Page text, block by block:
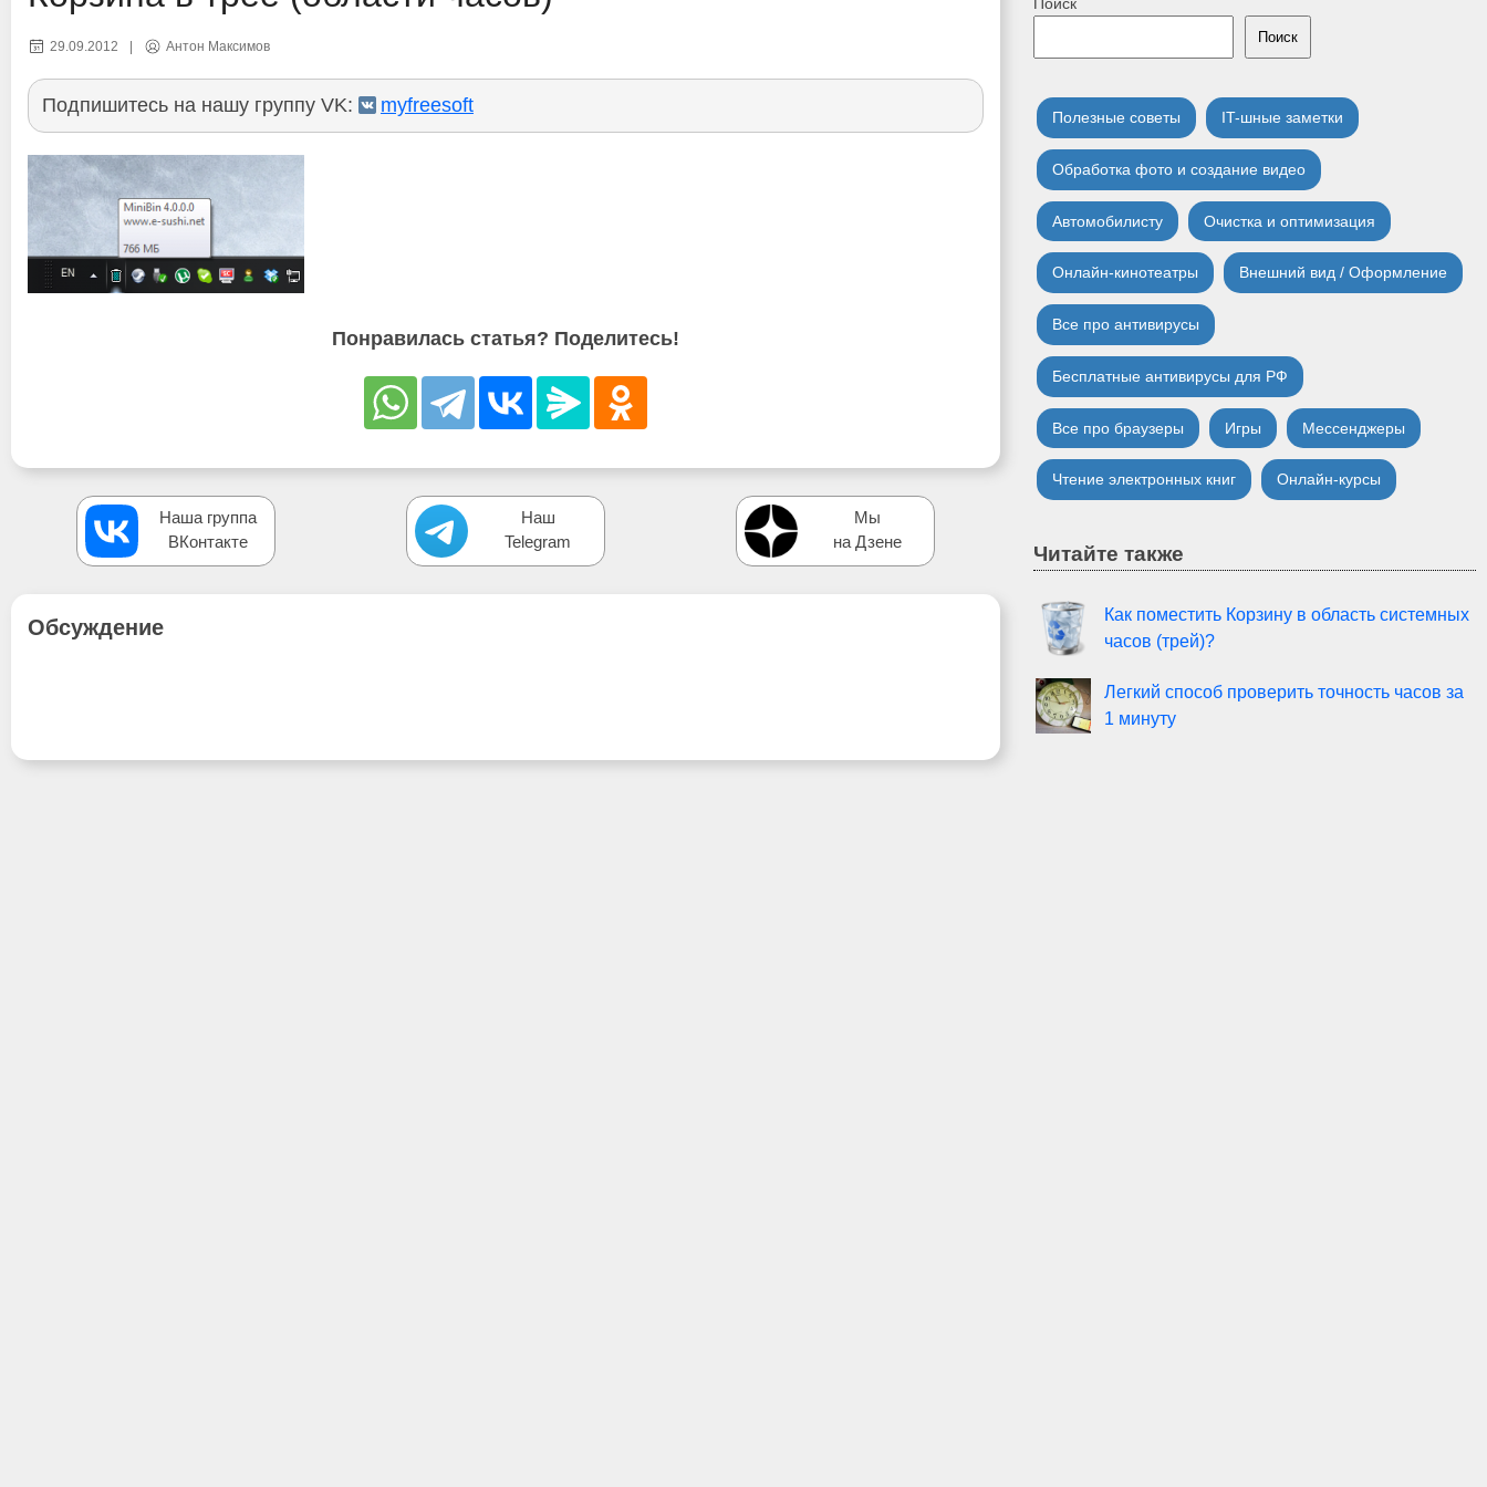
29.09.2012 Антон Максимов
Подпишитесь на нашу группу VK: myfreesoft
Понравилась статья? Поделитесь!
Наша группа
ВКонтакте
Наш
Telegram
Мы
на Дзене
Обсуждение
Поиск
Поиск
Полезные советы IT-шные заметки
Обработка фото и создание видео
Автомобилисту Очистка и оптимизация
Онлайн-кинотеатры Внешний вид / Оформление
Все про антивирусы
Бесплатные антивирусы для РФ
Все про браузеры Игры Мессенджеры
Чтение электронных книг Онлайн-курсы
Читайте также
Как поместить Корзину в область системных
часов (трей)?
Легкий способ проверить точность часов за
1 минуту